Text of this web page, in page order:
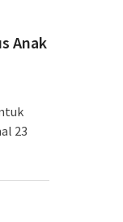
Anak
23